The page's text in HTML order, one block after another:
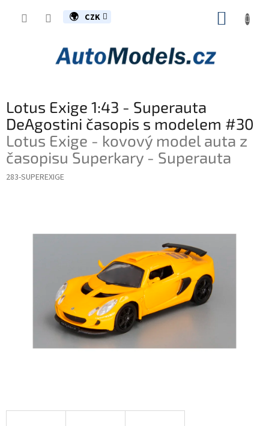
CZK
Lotus Exige 1:43 - Superauta
DeAgostini časopis s modelem #30
Lotus Exige - kovový model auta z
časopisu Superkary - Superauta
283-SUPEREXIGE